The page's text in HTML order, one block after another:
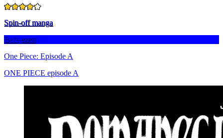
Spin-off manga
Befejezett
One Piece: Episode A
ONE PIECE episode A